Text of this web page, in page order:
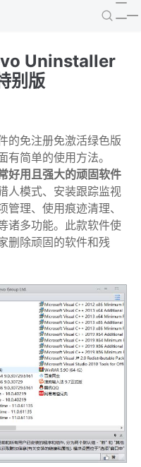
Uninstaller
别版
的免注册免激活绿色版
简单的使用方法。
用且强大的顽固软件
人模式、安装跟踪监视
理、使用痕迹清理、
诸多功能。此款软件使
删除顽固的软件和残